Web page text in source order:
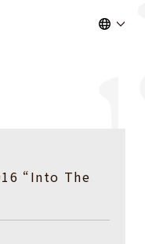
“Into The